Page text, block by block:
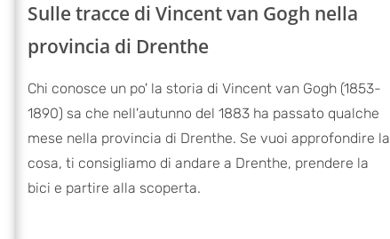
Sulle tracce di Vincent van Gogh nella
provincia di Drenthe
Chi conosce un po' la storia di Vincent van Gogh (1853-
1890) sa che nell'autunno del 1883 ha passato qualche
mese nella provincia di Drenthe. Se vuoi approfondire la
cosa, ti consigliamo di andare a Drenthe, prendere la
bici e partire alla scoperta.